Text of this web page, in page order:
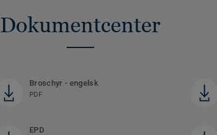
Dokumentcenter
Broschyr - engelsk
PDF
EPD